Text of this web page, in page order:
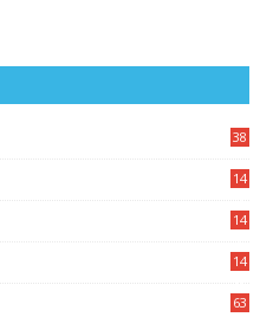
38
14
14
14
63